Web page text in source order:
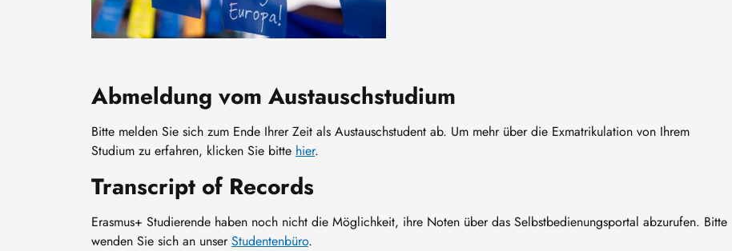
Abmeldung vom Austauschstudium
Bitte melden Sie sich zum Ende Ihrer Zeit als Austauschstudent ab. Um mehr über die Exmatrikulation von Ihrem
Studium zu erfahren, klicken Sie bitte hier.
Transcript of Records
Erasmus+ Studierende haben noch nicht die Möglichkeit, ihre Noten über das Selbstbedienungsportal abzurufen. Bitte
wenden Sie sich an unserStudentenbüro.